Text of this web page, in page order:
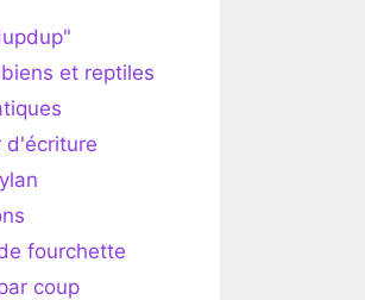
et reptiles
d'écriture
fourchette
coup